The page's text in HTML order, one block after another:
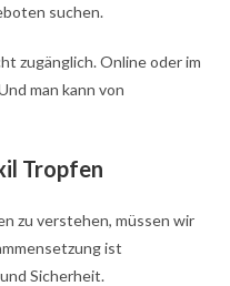
suchen.
zugänglich. Online oder im
man kann von
Tropfen
zu verstehen, müssen wir
ist
Sicherheit.